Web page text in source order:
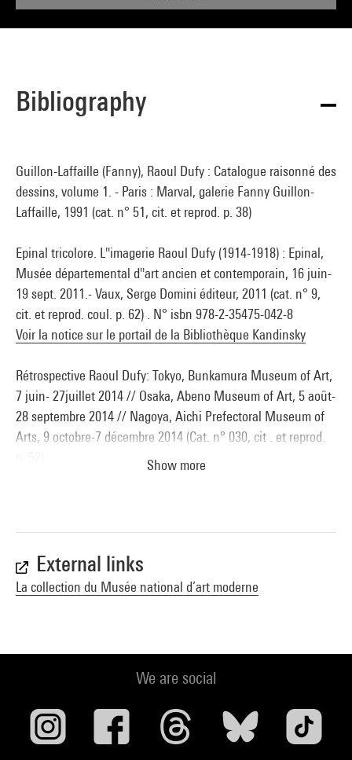
Bibliography
Guillon-Laffaille (Fanny), Raoul Dufy : Catalogue raisonné des
dessins, volume 1. - Paris : Marval, galerie Fanny Guillon-
Laffaille, 1991 (cat. n° 51, cit. et reprod. p. 38)
Epinal tricolore. L''imagerie Raoul Dufy (1914-1918) : Epinal,
Musée départemental d''art ancien et contemporain, 16 juin-
19 sept. 2011.- Vaux, Serge Domini éditeur, 2011 (cat. n° 9,
cit. et reprod. coul. p. 62) . N° isbn 978-2-35475-042-8
Voir la notice sur le portail de la Bibliothèque Kandinsky
Rétrospective Raoul Dufy: Tokyo, Bunkamura Museum of Art,
7 juin- 27juillet 2014 // Osaka, Abeno Museum of Art, 5 août-
28 septembre 2014 // Nagoya, Aichi Prefectoral Museum of
Arts, 9 octobre-7 décembre 2014 (Cat. n° 030, cit . et reprod.
Show more
External links
La collection du Musée national d’art moderne
We are social